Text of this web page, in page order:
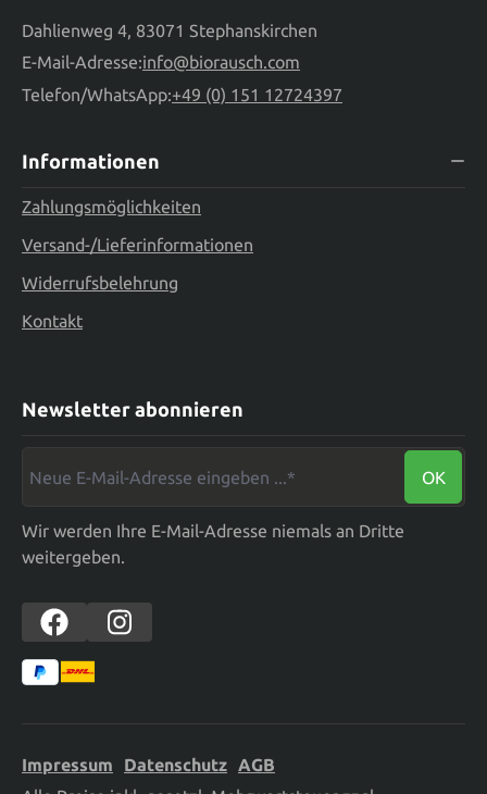
Dahlienweg 4, 83071 Stephanskirchen
E-Mail-Adresse:info@biorausch.com
Telefon/WhatsApp:+49 (0) 151 12724397
Informationen
Zahlungsmöglichkeiten
Versand-/Lieferinformationen
Widerrufsbelehrung
Kontakt
Newsletter abonnieren
OK
Wir werden Ihre E-Mail-Adresse niemals an Dritte
weitergeben.
Impressum Datenschutz AGB